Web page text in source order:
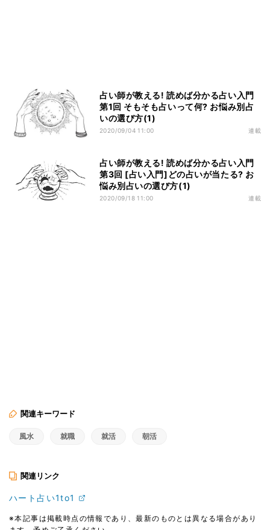
占い師が教える! 読めば分かる占い入門
第1回 そもそも占いって何? お悩み別占
いの選び方(1)
2020/09/04 11:00 連載
占い師が教える! 読めば分かる占い入門
第3回 [占い入門]どの占いが当たる? お
悩み別占いの選び方(1)
2020/09/18 11:00 連載
関連キーワード
風水 就職 就活 朝活
関連リンク
ハート占い1to1
※本記事は掲載時点の情報であり、最新のものとは異なる場合があり